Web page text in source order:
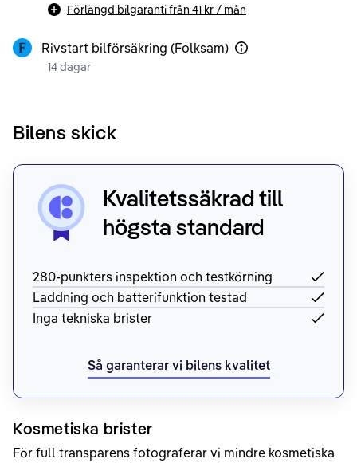
Förlängd bilgaranti från 41 kr / mån
Rivstart bilförsäkring (Folksam)
14 dagar
Bilens skick
Kvalitetssäkrad till
högsta standard
280-punkters inspektion och testkörning
Laddning och batterifunktion testad
Inga tekniska brister
Så garanterar vi bilens kvalitet
Kosmetiska brister
För full transparens fotograferar vi mindre kosmetiska